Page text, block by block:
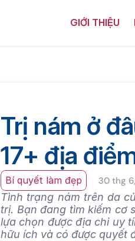
GIỚI THIỆU
Trị nám ở
17+ địa
Bí quyết làm đẹp 30 thg
Tình trạng nám trên da
trị. Bạn đang tìm kiếm cơ
lựa chọn được địa chỉ uy
hữu ích và có được quyết